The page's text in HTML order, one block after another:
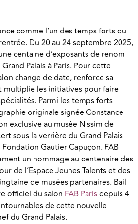
comme l’un des temps forts du
Du 20 au 24 septembre 2025,
centaine d’exposants de renom
Palais à Paris. Pour cette
change de date, renforce sa
les initiatives pour faire
Parmi les temps forts
originale signée Constance
exclusive au musée Nissim de
sous la verrière du Grand Palais
Gautier Capuçon. FAB
un hommage au centenaire des
de l’Espace Jeunes Talents et des
de musées partenaires. Bail
officiel du salon FAB Parisdepuis 4
de cette nouvelle
du Grand Palais.